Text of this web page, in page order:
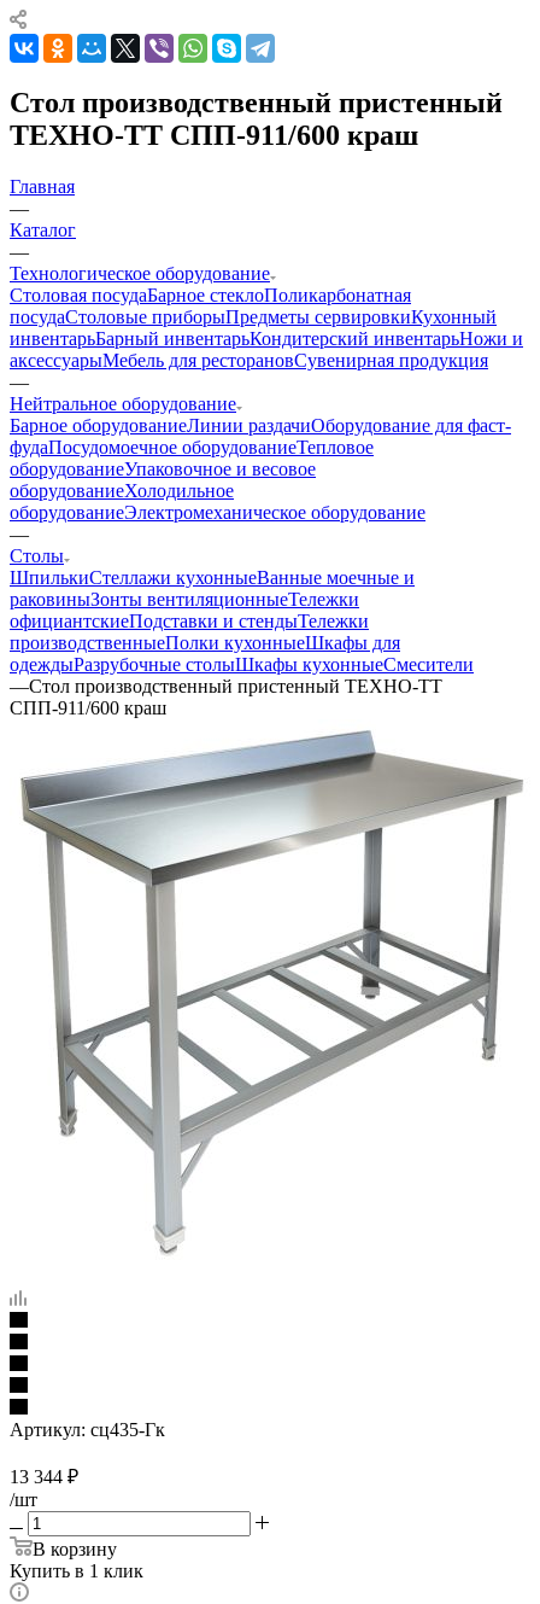
Стол производственный пристенный
ТЕХНО-ТТ СПП-911/600 краш
Главная
—
Каталог
—
Технологическое оборудование
Столовая посудаБарное стеклоПоликарбонатная
посудаСтоловые приборыПредметы сервировкиКухонный
инвентарьБарный инвентарьКондитерский инвентарьНожи и
аксессуарыМебель для ресторановСувенирная продукция
—
Нейтральное оборудование
Барное оборудованиеЛинии раздачиОборудование для фаст-
фудаПосудомоечное оборудованиеТепловое
оборудованиеУпаковочное и весовое
оборудованиеХолодильное
оборудованиеЭлектромеханическое оборудование
—
Столы
ШпилькиСтеллажи кухонныеВанные моечные и
раковиныЗонты вентиляционныеТележки
официантскиеПодставки и стендыТележки
производственныеПолки кухонныеШкафы для
одеждыРазрубочные столыШкафы кухонныеСмесители
—Стол производственный пристенный ТЕХНО-ТТ
СПП-911/600 краш
Артикул: сц435-Гк
13 344 ₽
/шт
В корзину
Купить в 1 клик